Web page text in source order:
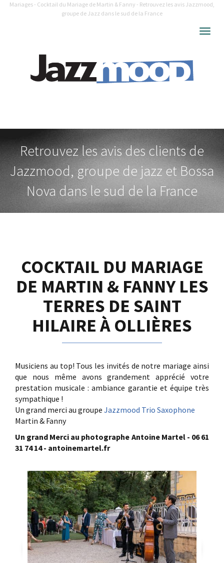
Mariages - Cocktail du Mariage de Martin & Fanny - Retrouvez les avis Jazzmood,
groupe de Jazz dans le sud de la France
Retrouvez les avis des clients de
Jazzmood, groupe de jazz et Bossa
Nova dans le sud de la France
COCKTAIL DU MARIAGE
DE MARTIN & FANNY LES
TERRES DE SAINT
HILAIRE À OLLIÈRES
Musiciens au top! Tous les invités de notre mariage ainsi
que nous même avons grandement apprécié votre
prestation musicale : ambiance garantie et équipe très
sympathique !
Un grand merci au groupe Jazzmood Trio Saxophone
Martin & Fanny
Un grand Merci au photographe Antoine Martel - 06 61
31 74 14 - antoinemartel.fr